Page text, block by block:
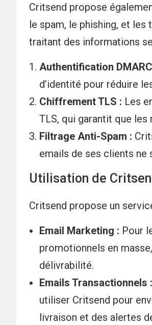
Critsend propose
le spam, le phishing, et
traitant des informations
Authentification
d’identité pour réduire
Chiffrement TLS : Les
TLS, qui garantit que
Filtrage Anti-Spam :
emails de ses clients ne
Utilisation de
Critsend propose un
Email Marketing : Pour
promotionnels en
délivrabilité.
Emails Transactionnels :
utiliser Critsend pour
livraison et des alertes